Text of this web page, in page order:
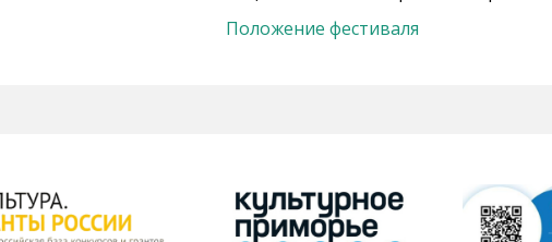
Положение фестиваля